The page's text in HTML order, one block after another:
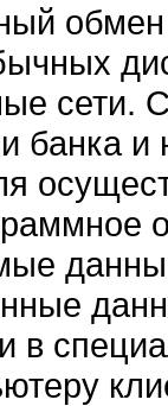
сети.
банка
в